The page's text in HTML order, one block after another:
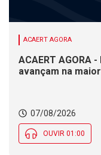
ACAERT AGORA
ACAERT AGORA
avançam na
Social nesta sexta
07/08/2026
OUVIR 01:00